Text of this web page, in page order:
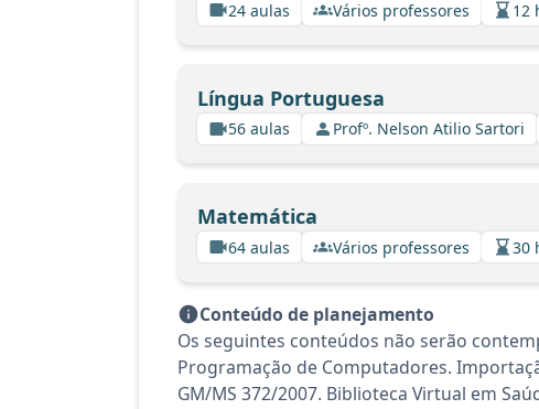
24 aulas Vários professores 12
Língua Portuguesa
56 aulas Profº. Nelson Atilio Sartori
Matemática
64 aulas Vários professores 30
Conteúdo de planejamento
Os seguintes conteúdos não serão
Programação de Computadores.
GM/MS 372/2007. Biblioteca Virtual em